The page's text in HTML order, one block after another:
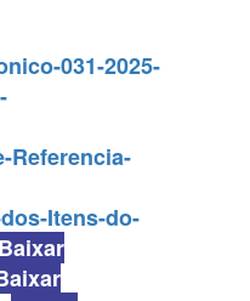
031-2025-
Referencia-
Itens-do-
Baixar